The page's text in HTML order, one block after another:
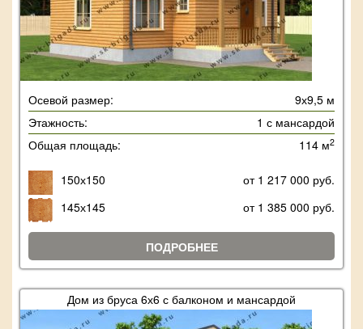
Осевой размер:
9х9,5 м
Этажность:
1 с мансардой
Общая площадь:
114 м2
150х150
от 1 217 000 руб.
145х145
от 1 385 000 руб.
ПОДРОБНЕЕ
Дом из бруса 6х6 с балконом и мансардой